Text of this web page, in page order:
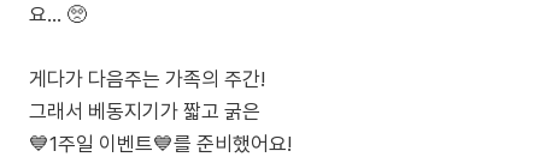
요... 🥺
게다가 다음주는 가족의 주간!
그래서 베동지기가 짧고 굵은
💙1주일 이벤트💙를 준비했어요!